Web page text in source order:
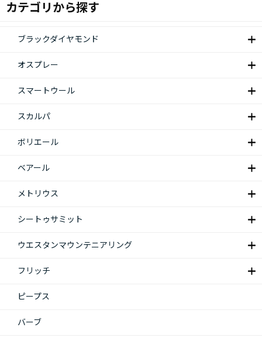
カテゴリから探す
ブラックダイヤモンド
オスプレー
スマートウール
スカルパ
ボリエール
ベアール
メトリウス
シートゥサミット
ウエスタンマウンテニアリング
フリッチ
ピープス
バーブ